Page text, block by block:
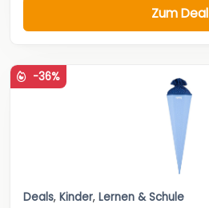
Zum Deal
-36%
Deals, Kinder, Lernen & Schule